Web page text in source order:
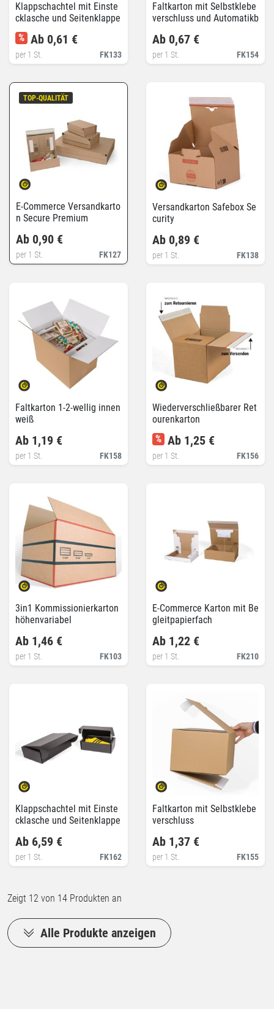
Klappschachtel mit Einste
cklasche und Seitenklappe
n
FK133
% Ab 0,61 €
per 1 St.
Faltkarton mit Selbstklebe
verschluss und Automatikb
FK154
Ab 0,67 €
per 1 St.
TOP-QUALITÄT
E-Commerce Versandkarto
n Secure Premium
FK127
Ab 0,90 €
per 1 St.
Versandkarton Safebox Se
curity
FK138
Ab 0,89 €
per 1 St.
Faltkarton 1-2-wellig innen
weiß
FK158
Ab 1,19 €
per 1 St.
Wiederverschließbarer Ret
ourenkarton
FK156
% Ab 1,25 €
per 1 St.
3in1 Kommissionierkarton
höhenvariabel
FK103
Ab 1,46 €
per 1 St.
E-Commerce Karton mit Be
gleitpapierfach
FK210
Ab 1,22 €
per 1 St.
Klappschachtel mit Einste
cklasche und Seitenklappe
recycelt
FK162
Ab 6,59 €
per 1 St.
Faltkarton mit Selbstklebe
verschluss
FK155
Ab 1,37 €
per 1 St.
Zeigt 12 von 14 Produkten an
Alle Produkte anzeigen